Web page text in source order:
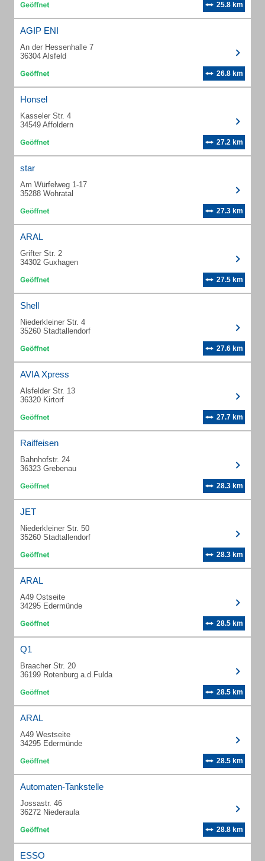
25.8 km
AGIP ENI
An der Hessenhalle 7
36304 Alsfeld
26.8 km
Honsel
Kasseler Str. 4
34549 Affoldern
27.2 km
star
Am Würfelweg 1-17
35288 Wohratal
27.3 km
ARAL
Grifter Str. 2
34302 Guxhagen
27.5 km
Shell
Niederkleiner Str. 4
35260 Stadtallendorf
27.6 km
AVIA Xpress
Alsfelder Str. 13
36320 Kirtorf
27.7 km
Raiffeisen
Bahnhofstr. 24
36323 Grebenau
28.3 km
JET
Niederkleiner Str. 50
35260 Stadtallendorf
28.3 km
ARAL
A49 Ostseite
34295 Edermünde
28.5 km
Q1
Braacher Str. 20
36199 Rotenburg a.d.Fulda
28.5 km
ARAL
A49 Westseite
34295 Edermünde
28.5 km
Automaten-Tankstelle
Jossastr. 46
36272 Niederaula
28.8 km
ESSO